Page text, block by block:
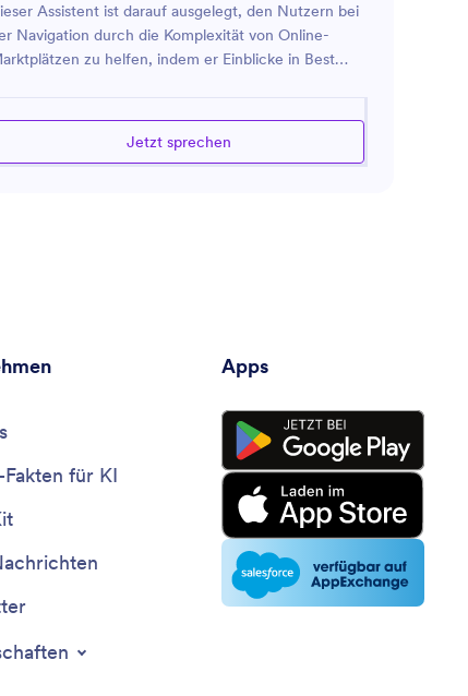
Assistent ist darauf ausgelegt, den Nutzern bei
Navigation durch die Komplexität von Online-
zu helfen, indem er Einblicke in Best
der Kundenerfahrung und der
zu geben. Wenn Sie
Jetzt sprechen
für KI
Apps